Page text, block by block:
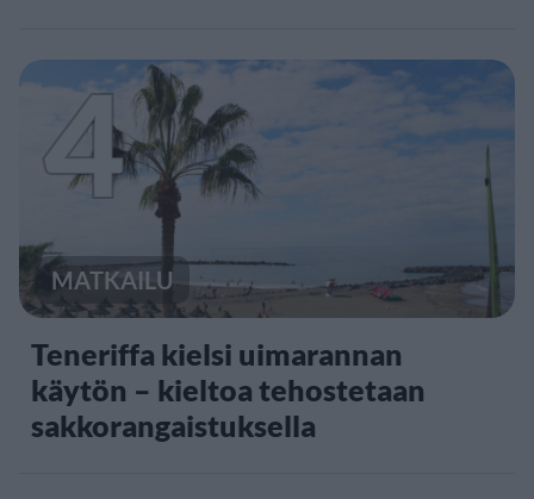
4
MATKAILU
Teneriffa kielsi uimarannan
käytön – kieltoa tehostetaan
sakkorangaistuksella